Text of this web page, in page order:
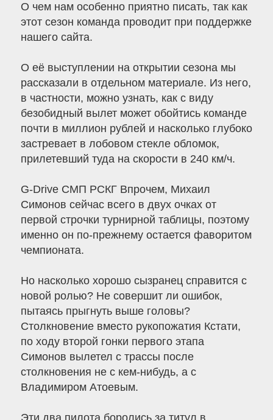
О чем нам особенно приятно писать, так как
этот сезон команда проводит при поддержке
нашего сайта.
О её выступлении на открытии сезона мы
рассказали в отдельном материале. Из него,
в частности, можно узнать, как с виду
безобидный вылет может обойтись команде
почти в миллион рублей и насколько глубоко
застревает в лобовом стекле обломок,
прилетевший туда на скорости в 240 км/ч.
G-Drive СМП РСКГ Впрочем, Михаил
Симонов сейчас всего в двух очках от
первой строчки турнирной таблицы, поэтому
именно он по-прежнему остается фаворитом
чемпионата.
Но насколько хорошо сызранец справится с
новой ролью? Не совершит ли ошибок,
пытаясь прыгнуть выше головы?
Столкновение вместо рукопожатия Кстати,
по ходу второй гонки первого этапа
Симонов вылетел с трассы после
столкновения не с кем-нибудь, а с
Владимиром Атоевым.